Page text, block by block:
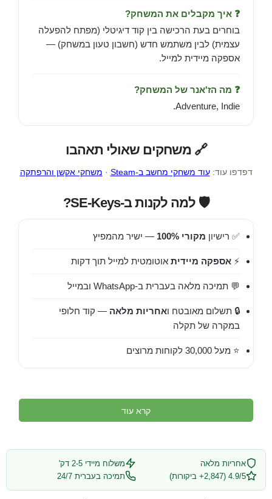
❓ איך מקבלים את המשחק?
בוחרים בעת הרכישה בין קוד דיגיטלי (מפתח להפעלה
עצמית) לבין משתמש חדש (חשבון טעון במשחק) —
אספקה מיידית למייל.
❓ מה הז'אנר של המשחק?
Adventure, Indie.
🔗 משחקים שאולי תאהבו
דפדפו עוד:עוד משחקי מחשב ב-Steam · משחקי אקשן והרפתקה
🛡️ למה לקנות ב-SE-Keys?
✅ רישיון מקורי 100% — ישיר מהמפיץ
⚡ אספקה מיידית אוטומטית למייל תוך דקות
💬 תמיכה מלאה בעברית ב-WhatsApp ובמייל
🔒 תשלום מאובטח ואחריות מלאה — קוד חלופי
במקרה של תקלה
⭐ מעל 30,000 לקוחות מרוצים
קרא עוד
אחריות מלאה
משלוח מיידי 2-5 דק'
4.9/5 (2,847+ ביקורות)
תמיכה בעברית 24/7